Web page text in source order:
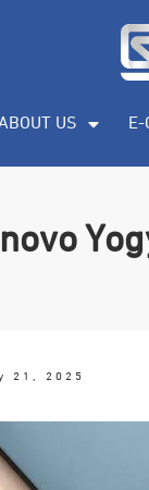
US E-
21, 2025